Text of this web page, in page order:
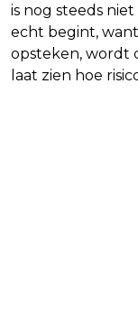
is nog steeds
echt begint,
opsteken, wordt
laat zien hoe